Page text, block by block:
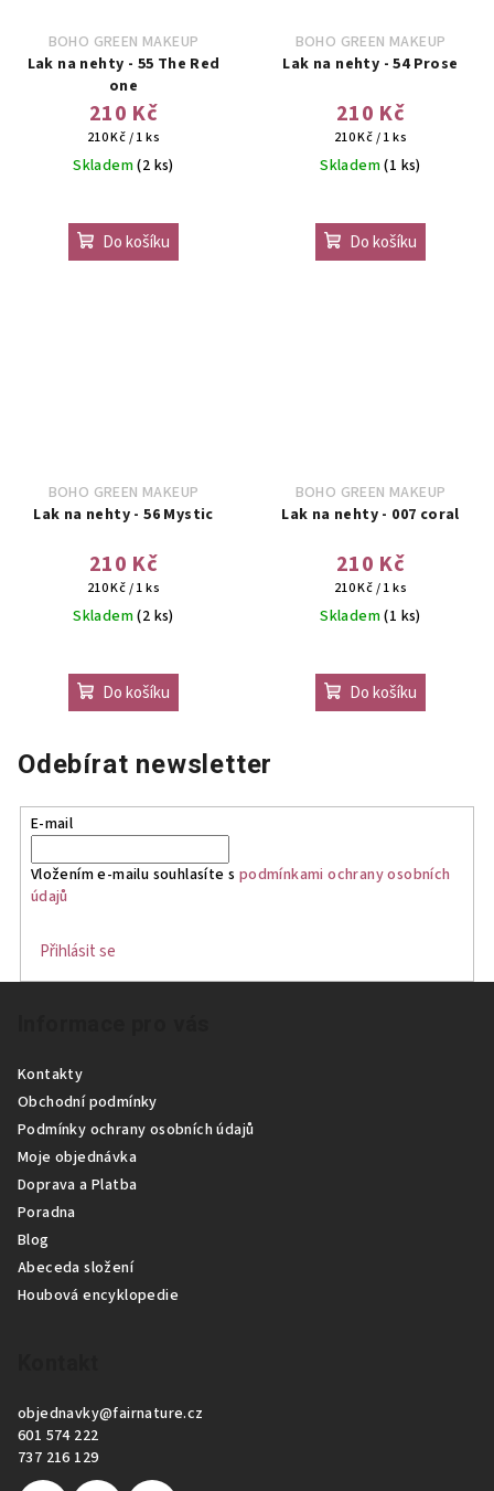
BOHO GREEN MAKEUP
Lak na nehty - 55 The Red
one
210 Kč
Měrná
cena:
210 Kč / 1 ks
Skladem(2 ks)
Do košíku
BOHO GREEN MAKEUP
Lak na nehty - 54 Prose
210 Kč
Měrná
cena:
210 Kč / 1 ks
Skladem(1 ks)
Do košíku
BOHO GREEN MAKEUP
Lak na nehty - 56 Mystic
210 Kč
Měrná
cena:
210 Kč / 1 ks
Skladem(2 ks)
Do košíku
BOHO GREEN MAKEUP
Lak na nehty - 007 coral
210 Kč
Měrná
cena:
210 Kč / 1 ks
Skladem(1 ks)
Do košíku
Odebírat newsletter
E-mail
Vložením e-mailu souhlasíte s podmínkami ochrany osobních
údajů
Přihlásit se
Kontakty
Obchodní podmínky
Podmínky ochrany osobních údajů
Moje objednávka
Doprava a Platba
Poradna
Blog
Abeceda složení
Houbová encyklopedie
objednavky@fairnature.cz
601 574 222
737 216 129